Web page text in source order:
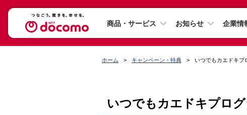
商品・サービス お知らせ 企業情
ホーム キャンペーン・特典 いつでもカエドキプ
いつでもカエドキプログ